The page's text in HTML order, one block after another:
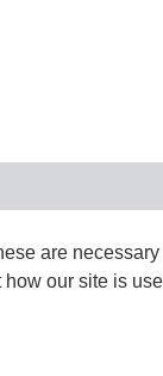
are
our site is